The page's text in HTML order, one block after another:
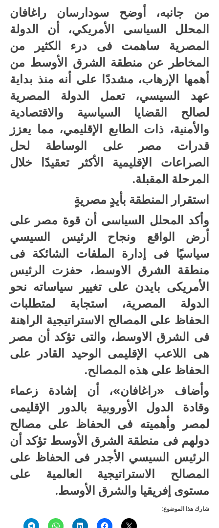
من جانبه، أوضح سودارسان راغافان
المحلل السياسى الأمريكي، أن الدولة
المصرية ساهمت فى درء الكثير من
المخاطر عن منطقة الشرق الأوسط من
أهمها الإرهاب، مشددًا على أنه منذ بداية
عهد السيسي، تعمل الدولة المصرية
لصالح القضايا السياسية والاقتصادية
والأمنية، ذات الطابع الإقليمي، مما يعزز
قدرات مصر على الوساطة لحل
الصراعات الإقليمية الأكثر تعقيدًا خلال
المرحلة المقبلة.
استقرار المنطقة بأيدٍ مصريةٍ
وأكد المحلل السياسى أن قوة مصر على
أرض الواقع ونجاح الرئيس السيسي
سياسيًَا فى إدارة الملفات الشائكة فى
منطقة الشرق الاوسط، حفزت الرئيس
الأمريكى بايدن على تغيير سياساته نحو
الدولة المصرية، استجابة لمتطلبات
الحفاظ على المصالح الاستراتيجية الراهنة
فى الشرق الاوسط، والتى تؤكد أن مصر
هى اللاعب الإقليمى الوحيد القادر على
الحفاظ على هذه المصالح.
وأضاف «راغافان»، أن إشادة زعماء
وقادة الدول الأوروبية بالدور الإقليمى
لمصر وأهميته فى الحفاظ على مصالح
دولهم فى منطقة الشرق الأوسط تؤكد أن
الرئيس السيسي الأجدر فى الحفاظ على
المصالح الاستراتيجية العالمية على
مستوى إفريقيا والشرق الأوسط.
شارك هذا الموضوع: